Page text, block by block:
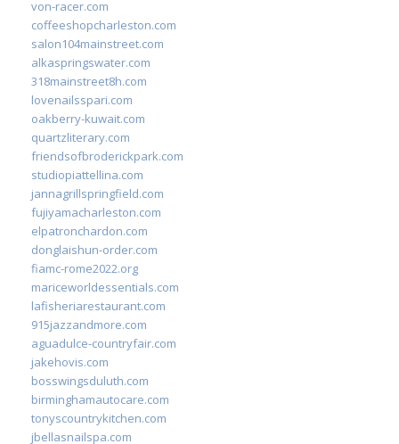
von-racer.com
coffeeshopcharleston.com
salon104mainstreet.com
alkaspringswater.com
318mainstreet8h.com
lovenailsspari.com
oakberry-kuwait.com
quartzliterary.com
friendsofbroderickpark.com
studiopiattellina.com
jannagrillspringfield.com
fujiyamacharleston.com
elpatronchardon.com
donglaishun-order.com
fiamc-rome2022.org
mariceworldessentials.com
lafisheriarestaurant.com
915jazzandmore.com
aguadulce-countryfair.com
jakehovis.com
bosswingsduluth.com
birminghamautocare.com
tonyscountrykitchen.com
jbellasnailspa.com